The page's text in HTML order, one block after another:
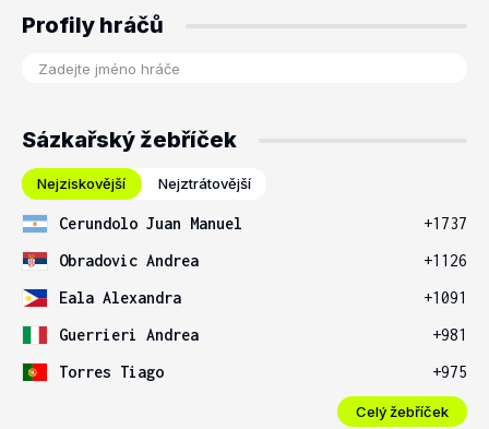
Profily hráčů
Sázkařský žebříček
Nejziskovější Nejztrátovější
Cerundolo Juan Manuel
+1737
Obradovic Andrea
+1126
Eala Alexandra
+1091
Guerrieri Andrea
+981
Torres Tiago
+975
Celý žebříček